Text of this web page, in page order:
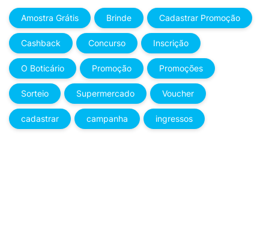
Amostra Grátis Brinde Cadastrar Promoção
Cashback Concurso Inscrição
O Boticário Promoção Promoções
Sorteio Supermercado Voucher
cadastrar campanha ingressos